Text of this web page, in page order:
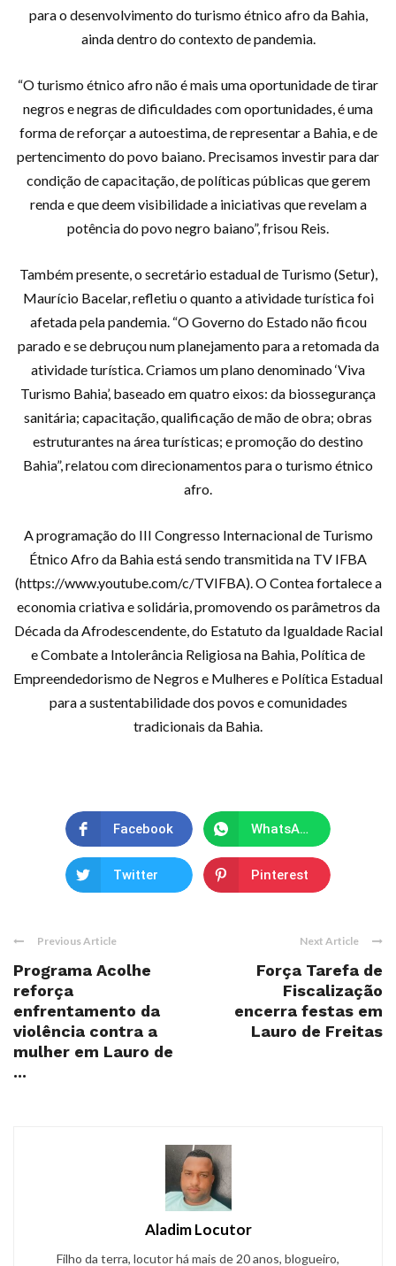
para o desenvolvimento do turismo étnico afro da Bahia,
ainda dentro do contexto de pandemia.
“O turismo étnico afro não é mais uma oportunidade de tirar
negros e negras de dificuldades com oportunidades, é uma
forma de reforçar a autoestima, de representar a Bahia, e de
pertencimento do povo baiano. Precisamos investir para dar
condição de capacitação, de políticas públicas que gerem
renda e que deem visibilidade a iniciativas que revelam a
potência do povo negro baiano”, frisou Reis.
Também presente, o secretário estadual de Turismo (Setur),
Maurício Bacelar, refletiu o quanto a atividade turística foi
afetada pela pandemia. “O Governo do Estado não ficou
parado e se debruçou num planejamento para a retomada da
atividade turística. Criamos um plano denominado ‘Viva
Turismo Bahia’, baseado em quatro eixos: da biossegurança
sanitária; capacitação, qualificação de mão de obra; obras
estruturantes na área turísticas; e promoção do destino
Bahia”, relatou com direcionamentos para o turismo étnico
afro.
A programação do III Congresso Internacional de Turismo
Étnico Afro da Bahia está sendo transmitida na TV IFBA
(https://www.youtube.com/c/TVIFBA). O Contea fortalece a
economia criativa e solidária, promovendo os parâmetros da
Década da Afrodescendente, do Estatuto da Igualdade Racial
e Combate a Intolerância Religiosa na Bahia, Política de
Empreendedorismo de Negros e Mulheres e Política Estadual
para a sustentabilidade dos povos e comunidades
tradicionais da Bahia.
Facebook WhatsApp
Twitter Pinterest
Previous Article
Programa Acolhe
reforça
enfrentamento da
violência contra a
mulher em Lauro de
...
Next Article
Força Tarefa de
Fiscalização
encerra festas em
Lauro de Freitas
Aladim Locutor
Filho da terra, locutor há mais de 20 anos, blogueiro,